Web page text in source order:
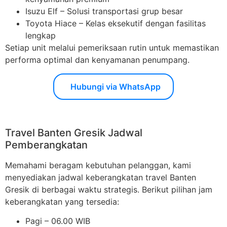
Isuzu Elf – Solusi transportasi grup besar
Toyota Hiace – Kelas eksekutif dengan fasilitas
lengkap
Setiap unit melalui pemeriksaan rutin untuk memastikan
performa optimal dan kenyamanan penumpang.
Hubungi via WhatsApp
Travel Banten Gresik Jadwal
Pemberangkatan
Memahami beragam kebutuhan pelanggan, kami
menyediakan jadwal keberangkatan travel Banten
Gresik di berbagai waktu strategis. Berikut pilihan jam
keberangkatan yang tersedia:
Pagi – 06.00 WIB